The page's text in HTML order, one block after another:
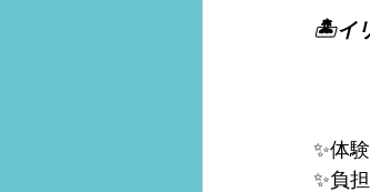
🏝イ
✨体
✨負